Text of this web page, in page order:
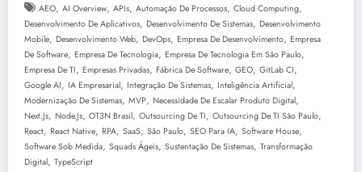
AEO, AI Overview, APIs, Automação De Processos, Cloud Computing,
Desenvolvimento De Aplicativos, Desenvolvimento De Sistemas, Desenvolvimento
Mobile, Desenvolvimento Web, DevOps, Empresa De Desenvolvimento, Empresa
De Software, Empresa De Tecnologia, Empresa De Tecnologia Em São Paulo,
Empresa De TI, Empresas Privadas, Fábrica De Software, GEO, GitLab CI,
Google AI, IA Empresarial, Integração De Sistemas, Inteligência Artificial,
Modernização De Sistemas, MVP, Necessidade De Escalar Produto Digital,
Next.js, Node.js, OT3N Brasil, Outsourcing De TI, Outsourcing De TI São Paulo,
React, React Native, RPA, SaaS, São Paulo, SEO Para IA, Software House,
Software Sob Medida, Squads Ágeis, Sustentação De Sistemas, Transformação
Digital, TypeScript